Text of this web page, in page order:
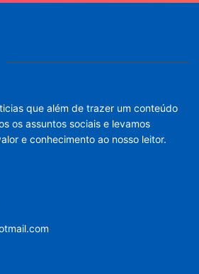
que além de trazer um conteúdo
os assuntos sociais e levamos
e conhecimento ao nosso leitor.